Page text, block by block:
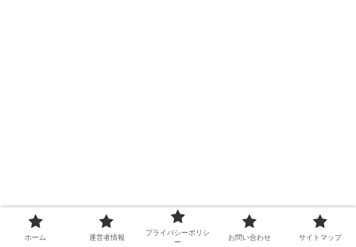
ホーム 運営者情報
プライバシーポリシ
ー
お問い合わせ サイトマップ